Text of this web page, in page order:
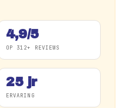
4,9/5
OP 312+ REVIEWS
25 jr
ERVARING